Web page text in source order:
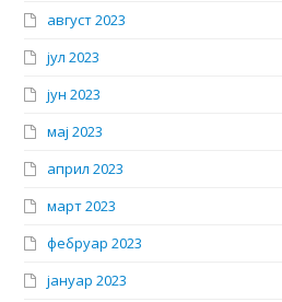
август 2023
јул 2023
јун 2023
мај 2023
април 2023
март 2023
фебруар 2023
јануар 2023